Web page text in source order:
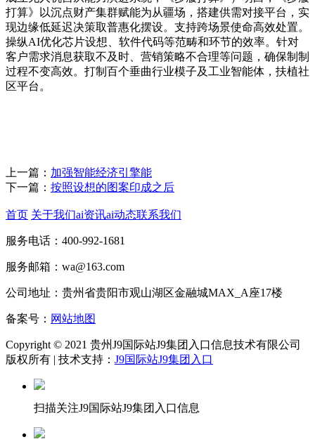
打算》以沉点财产集群赋能为从疆场，搭建供需对接平台，实
现边缘低延迟决策取普惠化摆设。支持跨场景使命高效处置。
操纵AI优化芯片设想、软件代码等范畴和环节的效率。针对
客户需求消息获取不及时、营销策略不合理等问题，确保制制
过程不变高效。打制百个垂曲行业模子及工业智能体，扶植社
区平台。
上一篇： 加强智能经济引擎能
下一篇： 按照设想的图案印成之后
首页 关于我们ai资讯ai动态联系我们
服务电话：400-992-1681
服务邮箱：wa@163.com
公司地址：贵州省贵阳市观山湖区金融城MAX_A座17楼
备案号： 网站地图
Copyright © 2021 贵州J9国际站J9集团入口信息技术有限公司
版权所有 | 技术支持： J9国际站J9集团入口
扫描关注J9国际站J9集团入口信息